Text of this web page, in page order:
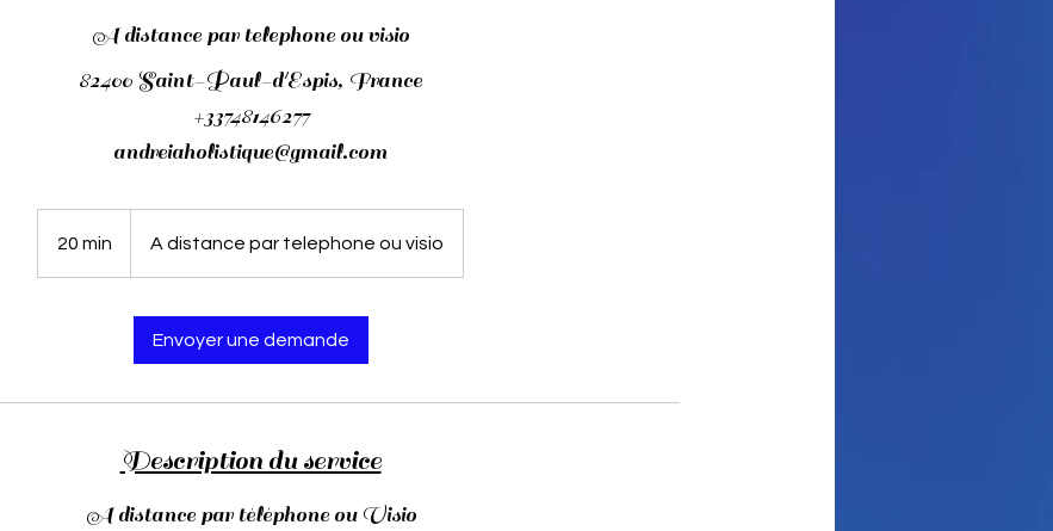
A distance par telephone ou visio
82400 Saint-Paul-d'Espis, France
+33748146277
andreiaholistique@gmail.com
20 min
0
A distance par telephone ou visio
Envoyer une demande
Description du service
A distance par téléphone ou Visio